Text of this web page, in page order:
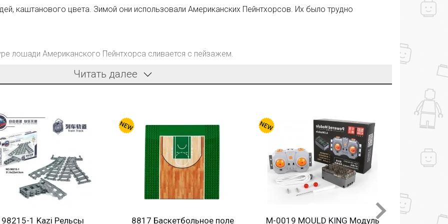
каштанового цвета. Зимой они использовали Американских Пейнтхорсов. Их было трудно
лошади Американского Пейнтхорса сливается с пейзажем.
производит качественные конструкторы. Детали имеют универсальные размеры и
покупателей;
по низким ценам!
Вопрос–ответ
Читать далее
98215-1 Kazi Рельсы 8817 Баскетбольное поле M-0019 MOULD KING Модуль M-0004